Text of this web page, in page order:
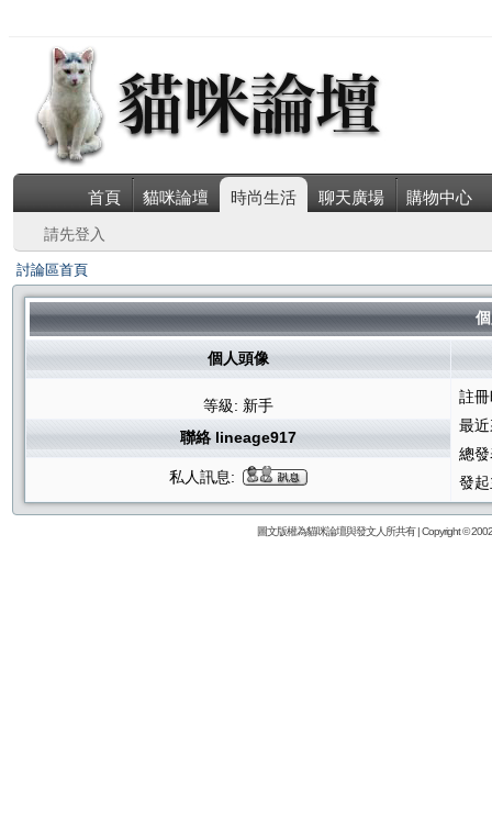
首頁 貓咪論壇 時尚生活 聊天廣場 購物中心
請先登入
討論區首頁
個人頭像
等級: 新手
註
最
總
發
聯絡 lineage917
私人訊息:
圖文版權為貓咪論壇與發文人所共有 | Copyright ©